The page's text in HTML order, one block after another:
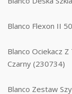
Blanco Flexon II
Blanco Ociekacz
Czarny (230734)
Blanco Zestaw